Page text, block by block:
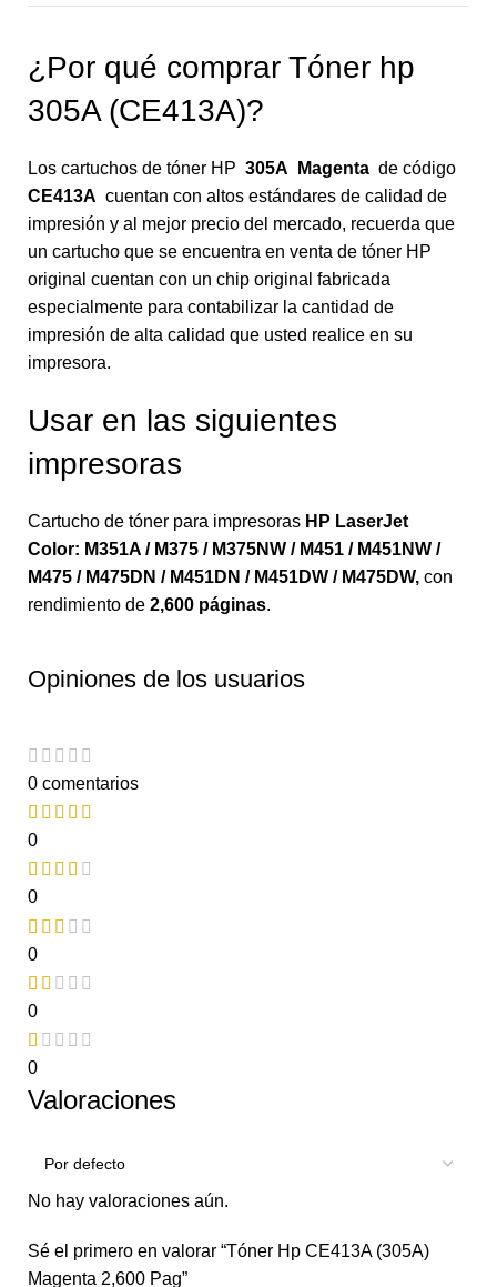
¿Por qué comprar Tóner hp
305A (CE413A)?
Los cartuchos de tóner HP 305A Magenta de código
CE413A cuentan con altos estándares de calidad de
impresión y al mejor precio del mercado, recuerda que
un cartucho que se encuentra en venta de tóner HP
original cuentan con un chip original fabricada
especialmente para contabilizar la cantidad de
impresión de alta calidad que usted realice en su
impresora.
Usar en las siguientes
impresoras
Cartucho de tóner para impresoras HP LaserJet
Color: M351A / M375 / M375NW / M451 / M451NW /
M475 / M475DN / M451DN / M451DW / M475DW, con
rendimiento de 2,600 páginas.
Opiniones de los usuarios
0 comentarios
0
0
0
0
0
Valoraciones
No hay valoraciones aún.
Sé el primero en valorar “Tóner Hp CE413A (305A)
Magenta 2,600 Pag”